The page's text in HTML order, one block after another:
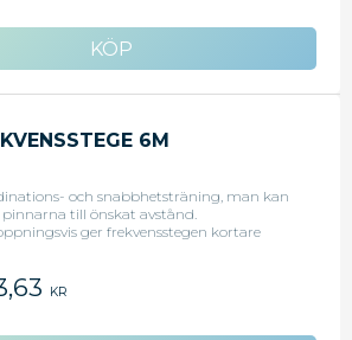
6M
och snabbhetsträning, man kan
till önskat avstånd.
ger frekvensstegen kortare
för förvaring.
KR